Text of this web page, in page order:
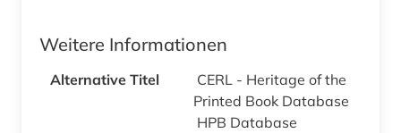
Weitere Informationen
Alternative Titel
CERL - Heritage of the
Printed Book Database
HPB Database